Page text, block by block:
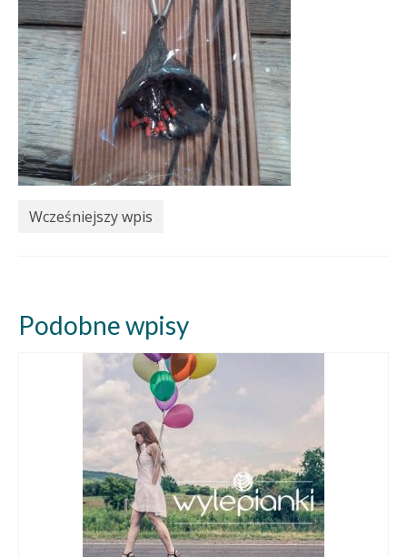
Wcześniejszy wpis
Podobne wpisy